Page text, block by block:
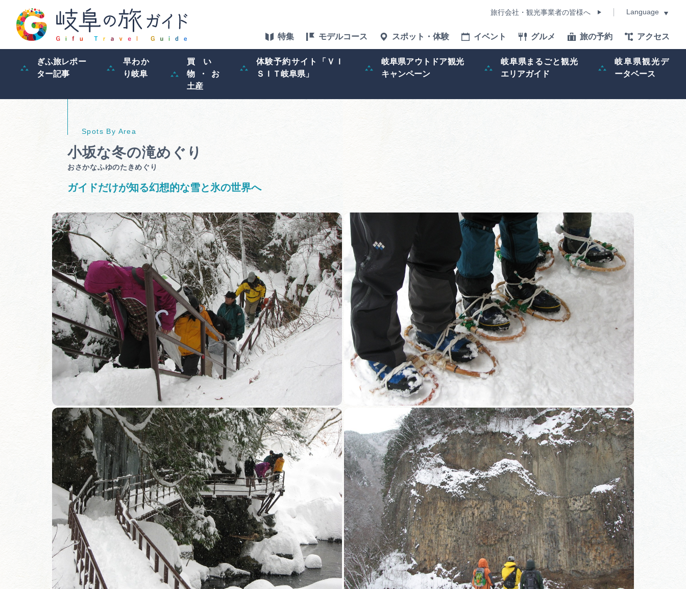
旅行会社・観光事業者の皆様へ Language
特集 モデルコース スポット・体験 イベント グルメ 旅の予約 アクセス
ぎふ旅レポー
ター記事
早わか
り岐阜
買い
物・お
土産
体験予約サイト「ＶＩ
ＳＩＴ岐阜県」
岐阜県アウトドア観光
キャンペーン
岐阜県まるごと観光
エリアガイド
岐阜県観光デ
ータベース
体験予約サイト「ＶＩＳＩＴ
岐阜県」
岐阜県アウトドア観光キャン
ペーン
岐阜県まるごと観光エリアガ
イド
岐阜県観光データベース
旅行会社・観光事業者の皆様へ フォトライブラリー
動画ライブラリー お問い合わせ
運営組織 広告掲載 サイトポリシー
小坂な冬の滝めぐり
おさかなふゆのたきめぐり
ガイドだけが知る幻想的な雪と氷の世界へ